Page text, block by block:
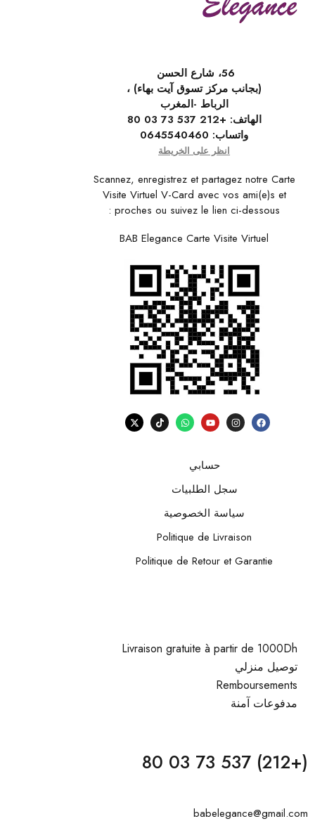
56، شارع الحسن
(بجانب مركز تسوق آيت بهاء) ،
الرباط -المغرب
الهاتف: +212 537 73 03 80
واتساب: 0645540460
انظر على الخريطة
Scannez, enregistrez et partagez notre Carte
Visite Virtuel V-Card avec vos ami(e)s et
proches ou suivez le lien ci-dessous :
BAB Elegance Carte Visite Virtuel
حسابي
سجل الطلبيات
سياسة الخصوصية
Politique de Livraison
Politique de Retour et Garantie
Livraison gratuite à partir de 1000Dh
توصيل منزلي
Remboursements
مدفوعات آمنة
(+212) 537 73 03 80
babelegance@gmail.com